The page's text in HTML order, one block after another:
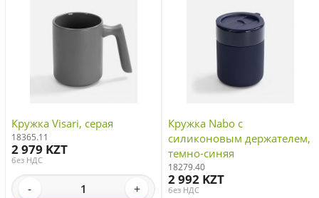
Кружка Visari, серая
18365.11
2 979 KZT
без НДС
- +
Кружка Nabo с
силиконовым держателем,
темно-синяя
18279.40
2 992 KZT
без НДС